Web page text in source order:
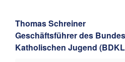
Thomas Schreiner
Geschäftsführer des
Katholischen Jugend